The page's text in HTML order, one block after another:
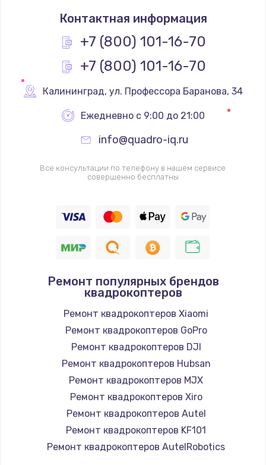
Контактная информация
+7 (800) 101-16-70
+7 (800) 101-16-70
Калининград, ул. Профессора Баранова, 34
Ежедневно с 9:00 до 21:00
info@quadro-iq.ru
Все консультации по телефону в нашем сервисе
совершенно бесплатны
Ремонт популярных брендов
квадрокоптеров
Ремонт квадрокоптеров Xiaomi
Ремонт квадрокоптеров GoPro
Ремонт квадрокоптеров DJI
Ремонт квадрокоптеров Hubsan
Ремонт квадрокоптеров MJX
Ремонт квадрокоптеров Xiro
Ремонт квадрокоптеров Autel
Ремонт квадрокоптеров KF101
Ремонт квадрокоптеров AutelRobotics